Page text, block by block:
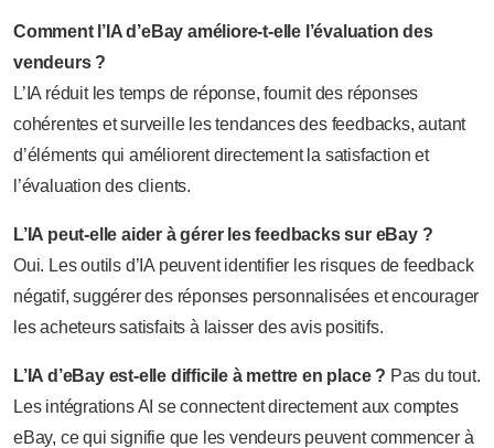
Comment l’IA d’eBay améliore-t-elle l’évaluation des
vendeurs ?
L’IA réduit les temps de réponse, fournit des réponses
cohérentes et surveille les tendances des feedbacks, autant
d’éléments qui améliorent directement la satisfaction et
l’évaluation des clients.
L’IA peut-elle aider à gérer les feedbacks sur eBay ?
Oui. Les outils d’IA peuvent identifier les risques de feedback
négatif, suggérer des réponses personnalisées et encourager
les acheteurs satisfaits à laisser des avis positifs.
L’IA d’eBay est-elle difficile à mettre en place ? Pas du tout.
Les intégrations AI se connectent directement aux comptes
eBay, ce qui signifie que les vendeurs peuvent commencer à